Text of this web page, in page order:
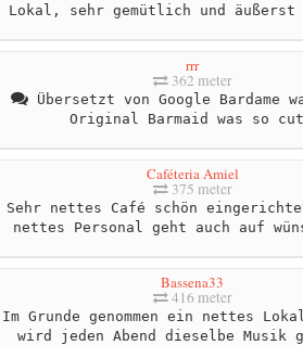
Lokal, sehr gemütlich und
rrr
362 meter
Übersetzt von Google Bardame
Original Barmaid was so
Caféteria Amiel
375 meter
Sehr nettes Café schön
nettes Personal geht auch auf
Bassena33
416 meter
Im Grunde genommen ein nettes
wird jeden Abend dieselbe Musik